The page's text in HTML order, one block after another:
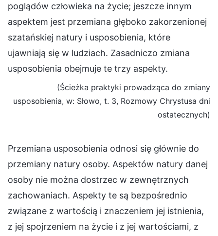
poglądów człowieka na życie; jeszcze innym
aspektem jest przemiana głęboko zakorzenionej
szatańskiej natury i usposobienia, które
ujawniają się w ludziach. Zasadniczo zmiana
usposobienia obejmuje te trzy aspekty.
(Ścieżka praktyki prowadząca do zmiany
usposobienia, w: Słowo, t. 3, Rozmowy Chrystusa dni
ostatecznych)
Przemiana usposobienia odnosi się głównie do
przemiany natury osoby. Aspektów natury danej
osoby nie można dostrzec w zewnętrznych
zachowaniach. Aspekty te są bezpośrednio
związane z wartością i znaczeniem jej istnienia,
z jej spojrzeniem na życie i z jej wartościami, z